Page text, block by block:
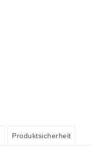
Produktsicherheit